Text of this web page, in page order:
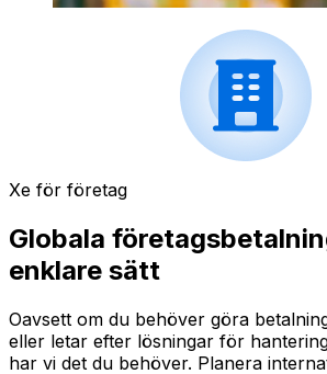
Xe för företag
Globala
enklare sätt
Oavsett om du behöver göra
eller letar efter lösningar för
har vi det du behöver. Planera